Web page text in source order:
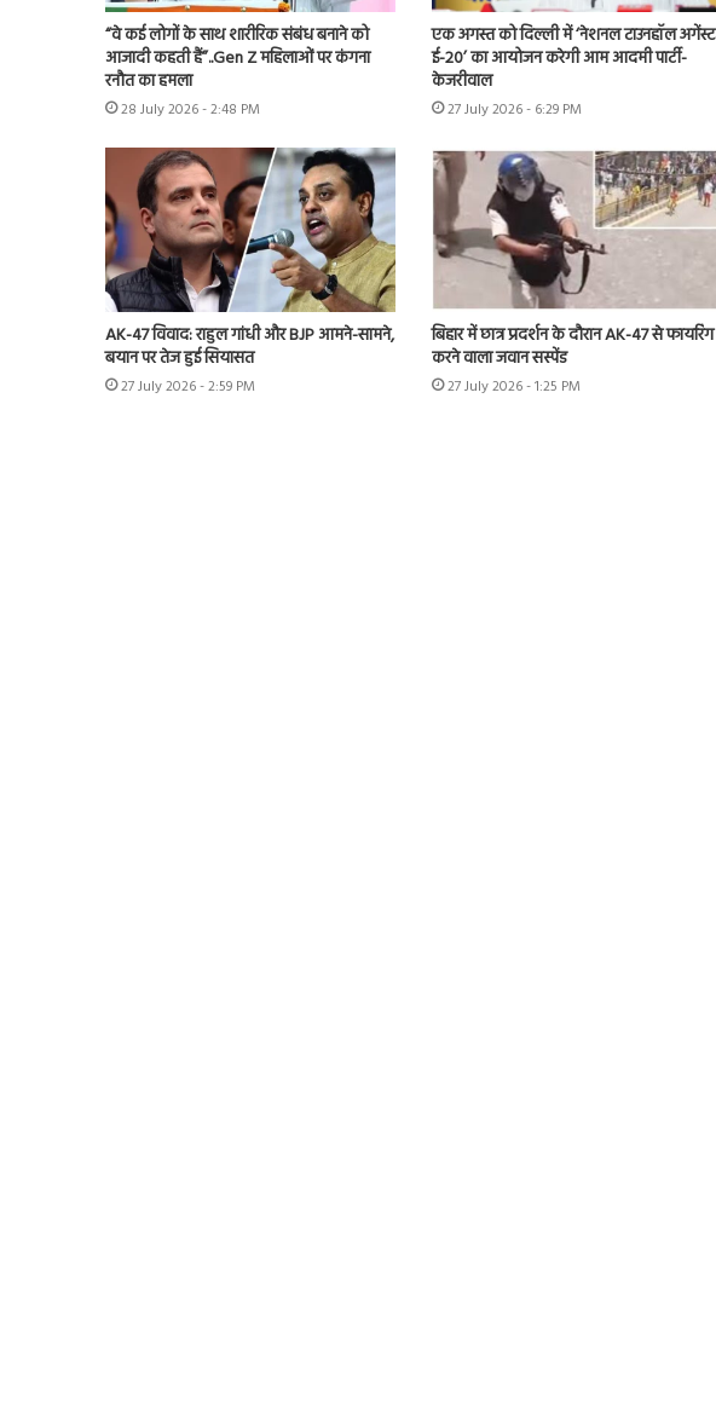
“वे कई लोगों के साथ शारीरिक संबंध बनाने को
आजादी कहती हैं”..Gen Z महिलाओं पर कंगना
रनौत का हमला
28 July 2026 - 2:48 PM
एक अगस्त को दिल्ली में ‘नेशनल टाउनहॉल अगेंस्ट
ई-20’ का आयोजन करेगी आम आदमी पार्टी-
केजरीवाल
27 July 2026 - 6:29 PM
AK-47 विवाद: राहुल गांधी और BJP आमने-सामने,
बयान पर तेज हुई सियासत
27 July 2026 - 2:59 PM
बिहार में छात्र प्रदर्शन के दौरान AK-47 से फायरिंग
करने वाला जवान सस्पेंड
27 July 2026 - 1:25 PM